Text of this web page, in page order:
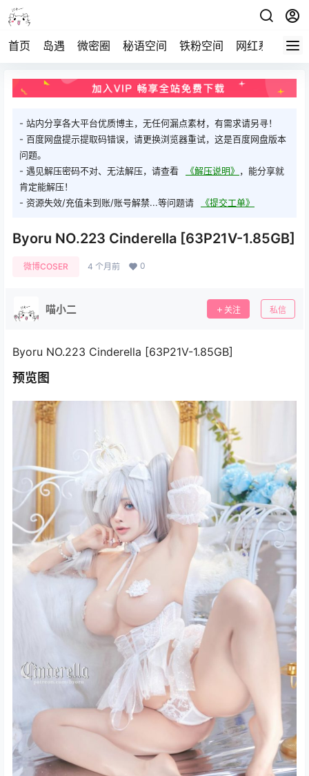
首页 岛遇 微密圈 秘语空间 铁粉空间 网红系列 打
- 站内分享各大平台优质博主，无任何漏点素材，有需求请另寻！
- 百度网盘提示提取码错误，请更换浏览器重试，这是百度网盘版本
问题。
- 遇见解压密码不对、无法解压，请查看
《解压说明》 ，能分享就
肯定能解压！
- 资源失效/充值未到账/账号解禁...等问题请
《提交工单》
Byoru NO.223 Cinderella [63P21V-1.85GB]
微博COSER 4 个月前 0
喵小二 关注 私信
Byoru NO.223 Cinderella [63P21V-1.85GB]
预览图